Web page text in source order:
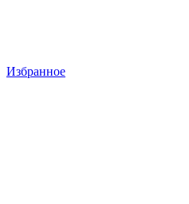
Избранное